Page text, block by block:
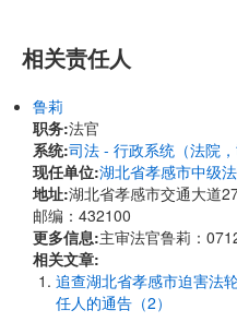
相关责任人
鲁莉
职务:法官
系统:司法 - 行政系统（法院
现任单位:湖北省孝感市中级
地址:湖北省孝感市交通大道
邮编：432100
更多信息:主审法官鲁莉：
相关文章:
追查湖北省孝感市迫害法
任人的通告（2）